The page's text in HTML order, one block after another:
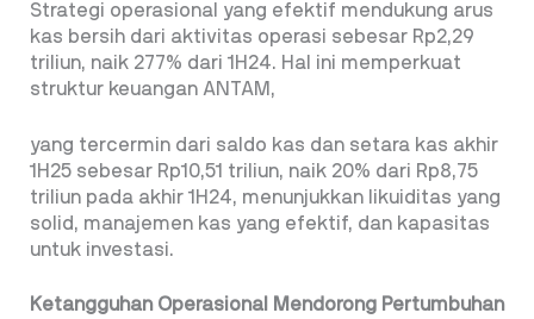
Strategi operasional yang efektif mendukung arus
kas bersih dari aktivitas operasi sebesar Rp2,29
triliun, naik 277% dari 1H24. Hal ini memperkuat
struktur keuangan ANTAM,
yang tercermin dari saldo kas dan setara kas akhir
1H25 sebesar Rp10,51 triliun, naik 20% dari Rp8,75
triliun pada akhir 1H24, menunjukkan likuiditas yang
solid, manajemen kas yang efektif, dan kapasitas
untuk investasi.
Ketangguhan Operasional Mendorong Pertumbuhan